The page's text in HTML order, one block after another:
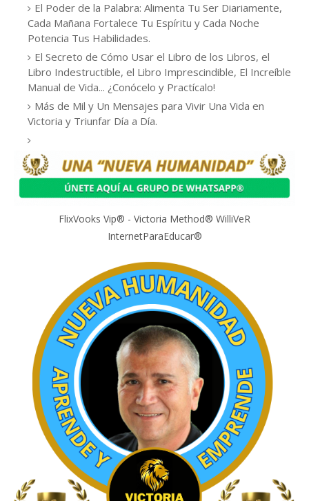
El Poder de la Palabra: Alimenta Tu Ser Diariamente,
Cada Mañana Fortalece Tu Espíritu y Cada Noche
Potencia Tus Habilidades.
El Secreto de Cómo Usar el Libro de los Libros, el
Libro Indestructible, el Libro Imprescindible, El Increíble
Manual de Vida... ¿Conócelo y Practícalo!
Más de Mil y Un Mensajes para Vivir Una Vida en
Victoria y Triunfar Día a Día.
FlixVooks Vip®️ - Victoria Method®️ WilliVeR
InternetParaEducar®️